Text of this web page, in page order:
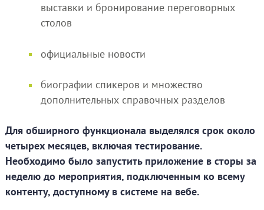
выставки и бронирование переговорных
столов
официальные новости
биографии спикеров и множество
дополнительных справочных разделов
Для обширного функционала выделялся срок около
четырех месяцев, включая тестирование.
Необходимо было запустить приложение в сторы за
неделю до мероприятия, подключенным ко всему
контенту, доступному в системе на вебе.